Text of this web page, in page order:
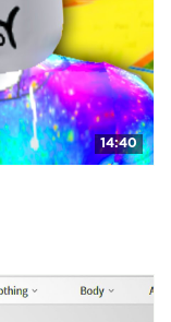
14:40